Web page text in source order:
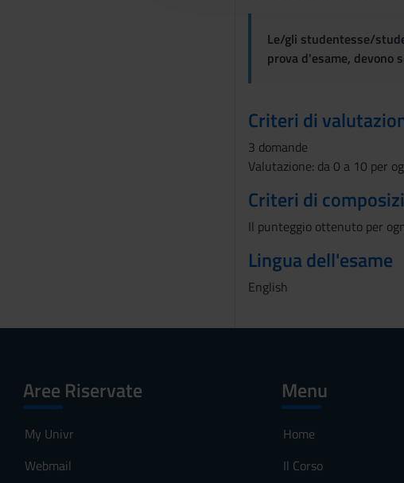
Le/gli studentesse/
prova d'esame, devono
Criteri di
3 domande
Valutazione: da 0 a 10 per
Criteri di
Il punteggio ottenuto per
Lingua dell'esame
English
Aree Riservate
My Univr
Webmail
Menu
Home
Il Corso